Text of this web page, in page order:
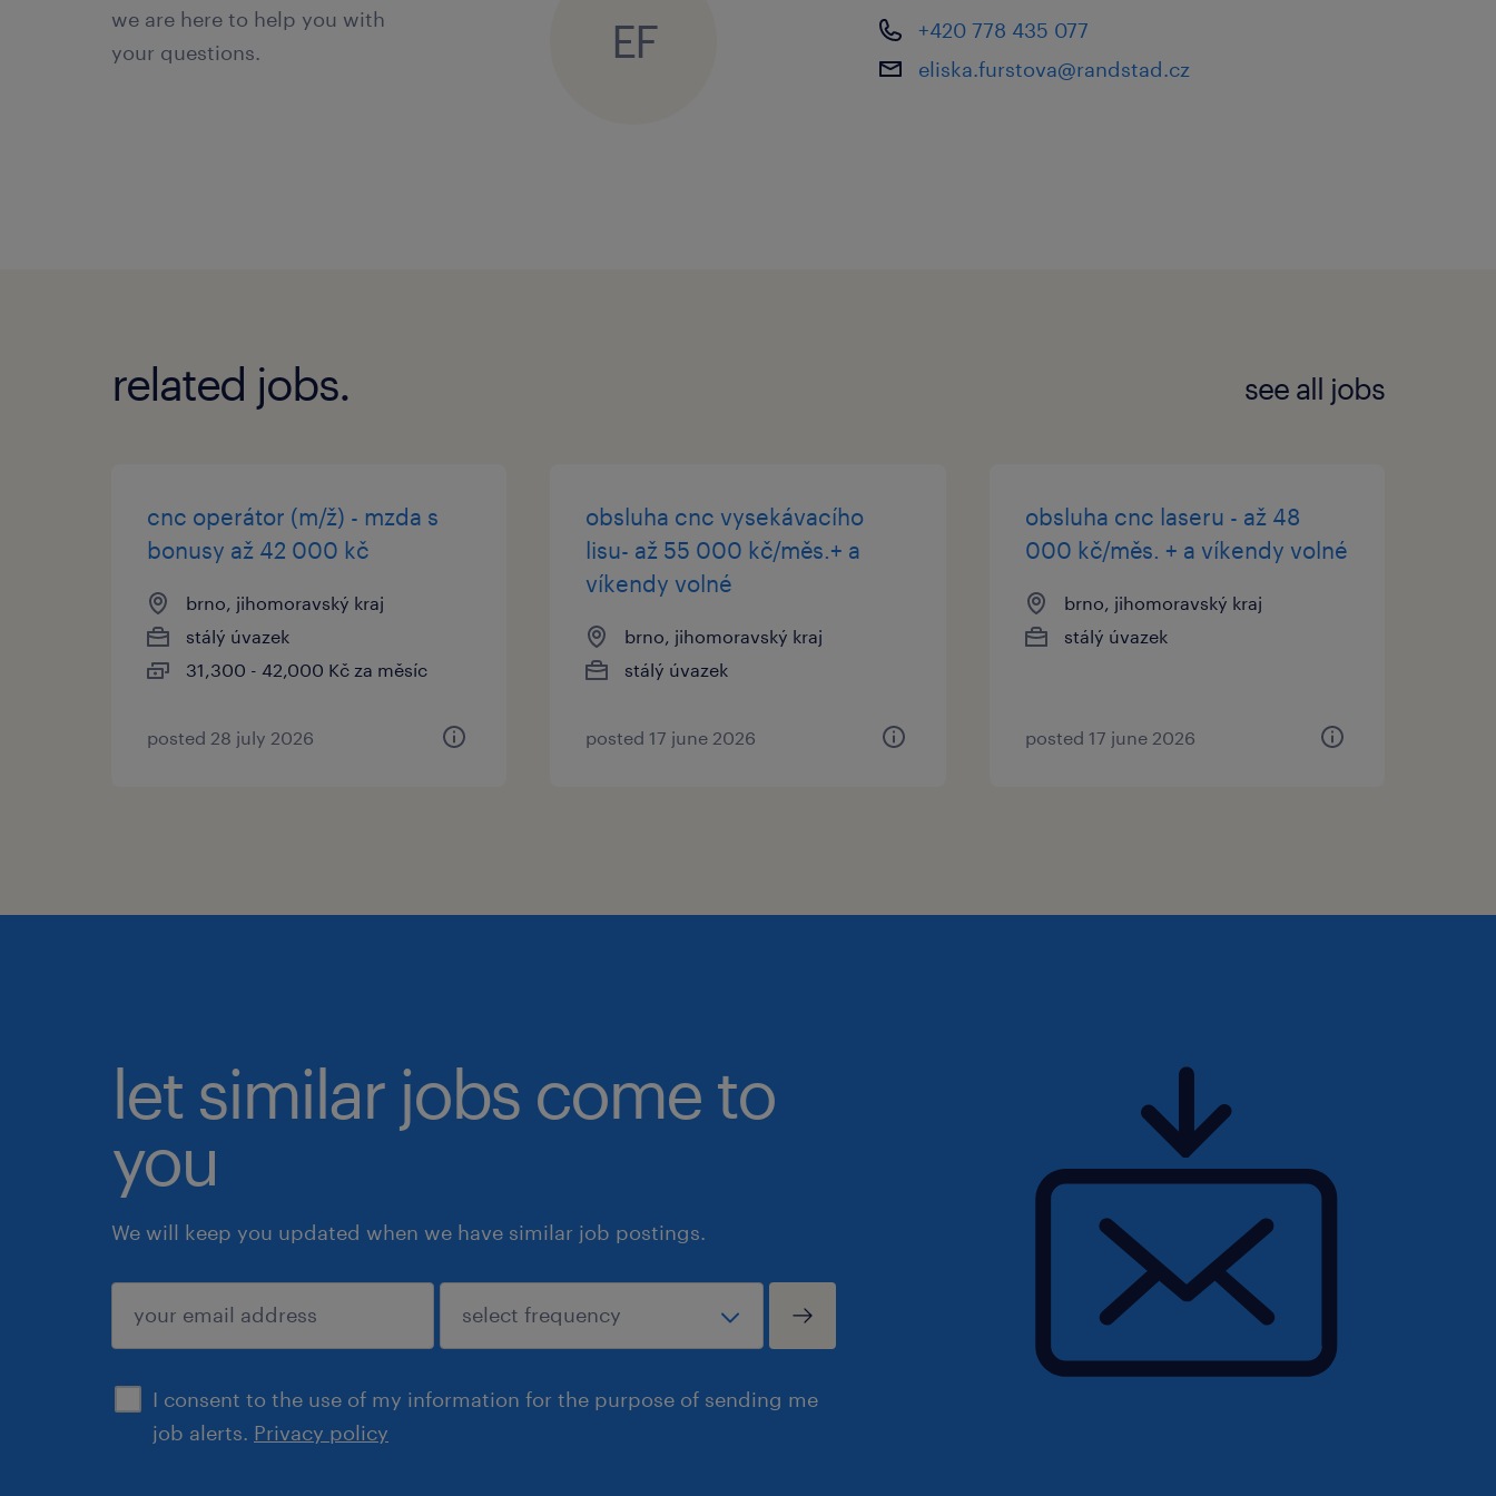
we are here to help you with
your questions.
EF
+420 778 435 077
eliska.furstova@randstad.cz
related jobs. see all jobs
cnc operátor (m/ž) - mzda s
bonusy až 42 000 kč
brno, jihomoravský kraj
stálý úvazek
31,300 - 42,000 Kč za měsíc
posted 28 july 2026
obsluha cnc vysekávacího
lisu- až 55 000 kč/měs.+ a
víkendy volné
brno, jihomoravský kraj
stálý úvazek
posted 17 june 2026
obsluha cnc laseru - až 48
000 kč/měs. + a víkendy volné
brno, jihomoravský kraj
stálý úvazek
posted 17 june 2026
let similar jobs come to
you
We will keep you updated when we have similar job postings.
I consent to the use of my information for the purpose of sending me
job alerts. Privacy policy
submit